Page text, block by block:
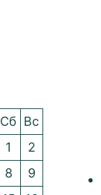
Сб Вс
1
2
8
9